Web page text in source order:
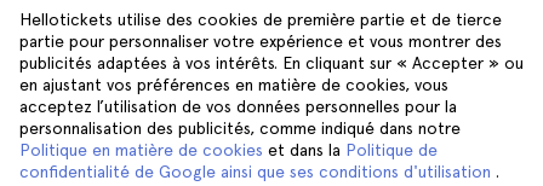
Hellotickets utilise des cookies de première partie et de tierce
partie pour personnaliser votre expérience et vous montrer des
publicités adaptées à vos intérêts. En cliquant sur « Accepter » ou
en ajustant vos préférences en matière de cookies, vous
acceptez l’utilisation de vos données personnelles pour la
personnalisation des publicités, comme indiqué dans notre
Politique en matière de cookies et dans la Politique de
confidentialité de Google ainsi que ses conditions d'utilisation .
Confidentialité
Conditions générales
Mentions Légales
Cookies
Grenade
Cracovie
Tenerife
Aide Suivez-nous sur